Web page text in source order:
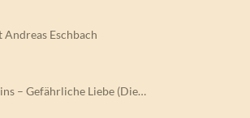
Eschbach
– Gefährliche Liebe (Die…